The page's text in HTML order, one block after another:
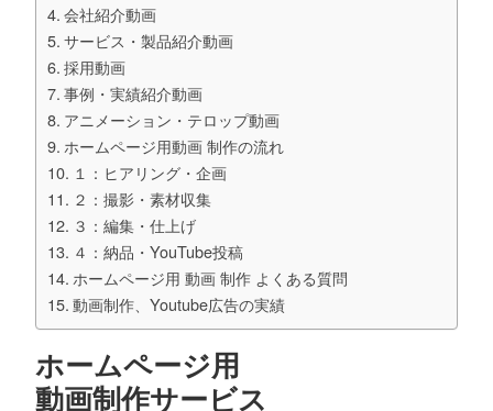
会社紹介動画
サービス・製品紹介動画
採用動画
事例・実績紹介動画
アニメーション・テロップ動画
ホームページ用動画 制作の流れ
１：ヒアリング・企画
２：撮影・素材収集
３：編集・仕上げ
４：納品・YouTube投稿
ホームページ用 動画 制作 よくある質問
動画制作、Youtube広告の実績
ホームページ用
動画制作サービス